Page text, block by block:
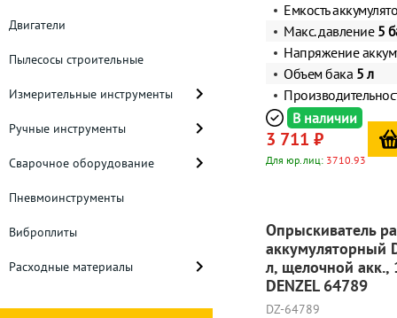
Двигатели
Пылесосы строительные
Измерительные инструменты
Ручные инструменты
Сварочное оборудование
Пневмоинструменты
Виброплиты
Расходные материалы
Емкость
Макс. давление5
Напряжение
Объем бака 5 л
В наличии
3 711 ₽
Для юр.лиц: 3710.93
Опрыскиватель
аккумуляторный
л, щелочной акк.,
DENZEL 64789
DZ-64789